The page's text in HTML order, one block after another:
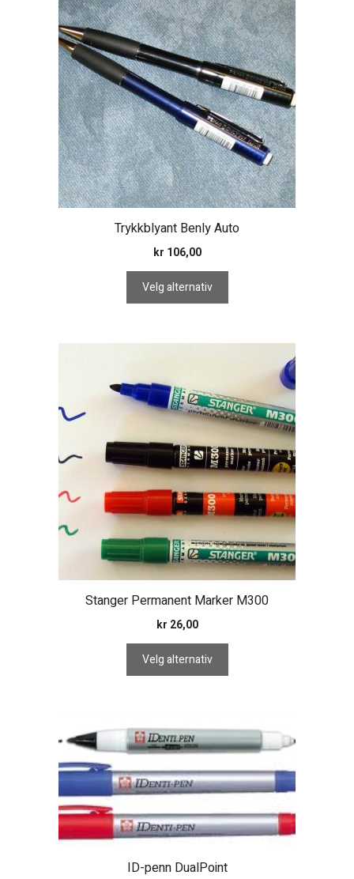
Trykkblyant Benly Auto
kr 106,00
Velg alternativ
varianter.
Alternativene
velges
produktsiden
Stanger Permanent Marker M300
kr 26,00
Velg alternativ
varianter.
produktsiden
ID-penn DualPoint
produktet
varianter.
Alternativene